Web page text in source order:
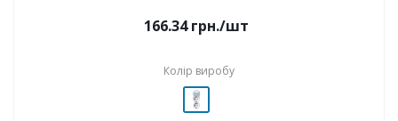
166.34грн./шт
Колір виробу